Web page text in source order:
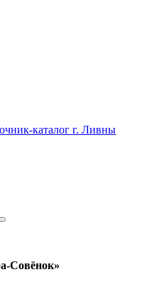
каталог г. Ливны
Совёнок»